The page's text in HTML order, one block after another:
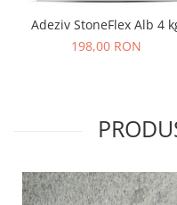
Adeziv StoneFlex Alb 4
198,00 RON